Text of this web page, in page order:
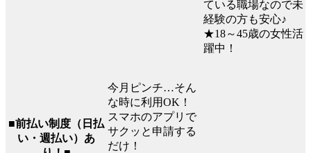
ている職場なので未
経験の方も安心♪
★18～45歳の女性活
躍中！
■前払い制度（日払
い・週払い）あ
今月ピンチ…そん
な時に利用OK！
スマホのアプリで
サクッと申請する
だけ！